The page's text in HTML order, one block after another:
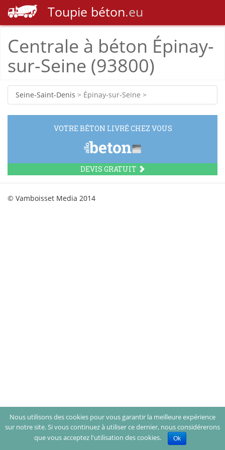
Toupie béton.eu
Centrale à béton Épinay-
sur-Seine (93800)
Seine-Saint-Denis > Épinay-sur-Seine >
VOTRE BÉTON LIVRÉ CHEZ VOUS
DEVIS GRATUIT
Nous utilisons des cookies pour vous garantir la meilleure expérience
sur notre site. Si vous continuez à utiliser ce dernier, nous considérerons
que vous acceptez l'utilisation des cookies.
Ok
© Vamboisset Media 2014